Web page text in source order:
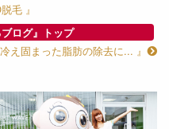
毛 』
ブログ』トップ
冷え固まった脂肪の除去に... 』